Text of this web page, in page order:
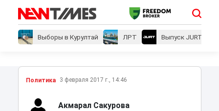
Выборы в Курултай ЛРТ Выпуск JURT
Политика 3 февраля 2017 г., 14:46
Акмарал Сакурова